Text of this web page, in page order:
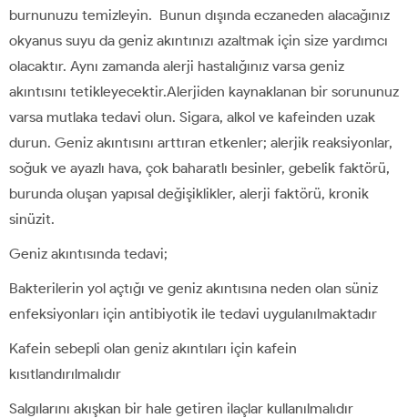
burnunuzu temizleyin. Bunun dışında eczaneden alacağınız
okyanus suyu da geniz akıntınızı azaltmak için size yardımcı
olacaktır. Aynı zamanda alerji hastalığınız varsa geniz
akıntısını tetikleyecektir.Alerjiden kaynaklanan bir sorununuz
varsa mutlaka tedavi olun. Sigara, alkol ve kafeinden uzak
durun. Geniz akıntısını arttıran etkenler; alerjik reaksiyonlar,
soğuk ve ayazlı hava, çok baharatlı besinler, gebelik faktörü,
burunda oluşan yapısal değişiklikler, alerji faktörü, kronik
sinüzit.
Geniz akıntısında tedavi;
Bakterilerin yol açtığı ve geniz akıntısına neden olan süniz
enfeksiyonları için antibiyotik ile tedavi uygulanılmaktadır
Kafein sebepli olan geniz akıntıları için kafein
kısıtlandırılmalıdır
Salgılarını akışkan bir hale getiren ilaçlar kullanılmalıdır